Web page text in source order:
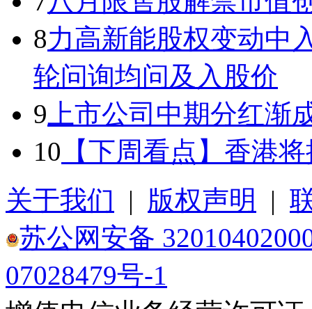
8力高新能股权变动中
轮问询均问及入股价
9 上市公司中期分红渐
10 【下周看点】香港
关于我们 | 版权声明 |
苏公网安备
07028479号-1